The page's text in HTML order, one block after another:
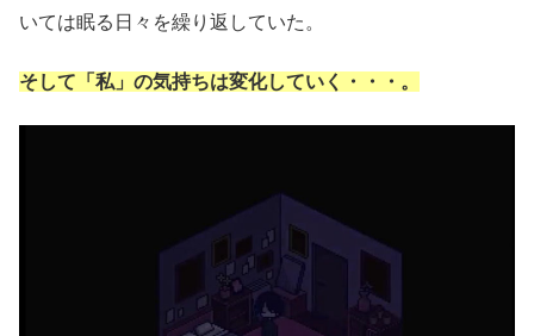
いては眠る日々を繰り返していた。
そして「私」の気持ちは変化していく・・・。